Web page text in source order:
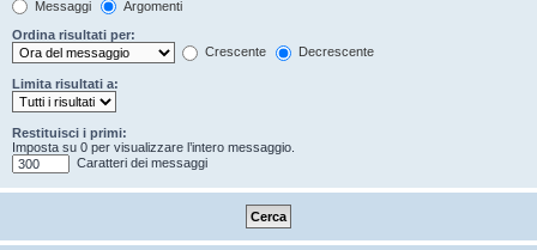
Messaggi
Argomenti
Ordina risultati per:
Crescente
Decrescente
Limita risultati a:
Restituisci i primi:
Imposta su 0 per visualizzare l’intero messaggio.
Caratteri dei messaggi